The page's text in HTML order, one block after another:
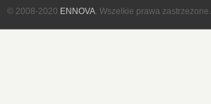
© 2008-2020 ENNOVA. Wszelkie prawa zastrzeżone.